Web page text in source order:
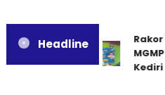
Headline
Rakor
Kediri